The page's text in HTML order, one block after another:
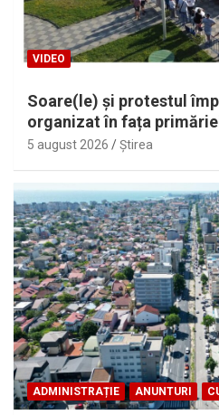
VIDEO
Soare(le) și protestul
organizat în fața
5 august 2026 Ştirea
ADMINISTRAȚIE ANUNTURI